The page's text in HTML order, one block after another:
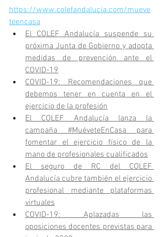
https://www.colefandalucia.com/mueve
teencasa
El COLEF Andalucía suspende su
próxima Junta de Gobierno y adopta
medidas de prevención ante el
COVID-19
COVID-19: Recomendaciones que
debemos tener en cuenta en el
ejercicio de la profesión
El COLEF Andalucía lanza la
campaña #MuéveteEnCasa para
fomentar el ejercicio físico de la
mano de profesionales cualificados
El seguro de RC del COLEF
Andalucía cubre también el ejercicio
profesional mediante plataformas
virtuales
COVID-19: Aplazadas las
oposiciones docentes previstas para